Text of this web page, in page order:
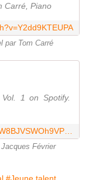
Carré, Piano
par Tom Carré
1 on Spotify.
Février